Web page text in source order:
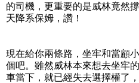
的司機，更重要的是威林竟然
天降系保姆，讚！
現在給你兩條路，坐牢和當顧
個吧。雖然威林本來想去坐牢
車當下，就已經失去選擇權了